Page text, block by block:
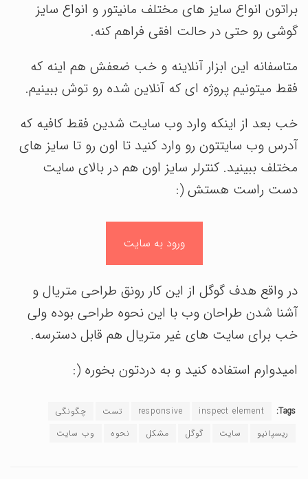
براتون انواع سایز های مختلف مانیتور و انواع سایز
گوشی رو حتی در حالت افقی فراهم کنه.
متاسفانه این ابزار آنلاینه و خب ضعفش هم اینه که
فقط میتونیم پروژه ای که آنلاین شده رو توش ببینیم.
خب بعد از اینکه وارد وب سایت شدین فقط کافیه که
آدرس وب سایتتون رو وارد کنید تا اون رو تا سایز های
مختلف ببینید. کنترلر سایز اون هم در بالای سایت
دست راست هستش (:
ورود به سایت
در واقع هدف گوگل از این کار رونق طراحی متریال و
آشنا شدن طراحان وب با این نحوه طراحی بوده ولی
خب برای سایت های غیر متریال هم قابل دسترسه.
امیدوارم استفاده کنید و به دردتون بخوره (:
Tags:
inspect element
responsive تست
چگونگی
ریسپانیو
سایت گوگل مشکل نحوه وب سایت